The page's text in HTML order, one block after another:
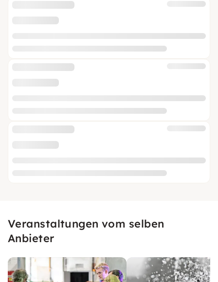
Veranstaltungen vom selben
Anbieter